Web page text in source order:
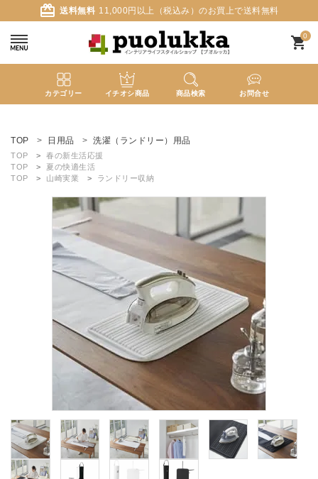
card_giftcard 送料無料 11,000円以上（税込み）のお買上で送料無料
0
shopping_cart
カテゴリー イチオシ商品 商品検索 お問合せ
ようこそ ゲスト 様
meeting_room ログイン person 新規会員登録
新着商品
カテゴリーから探す
ブランド
TOP 日用品 洗濯（ランドリー）用品
TOP
春の新生活応援
TOP
夏の快適生活
TOP
山崎実業 ランドリー収納